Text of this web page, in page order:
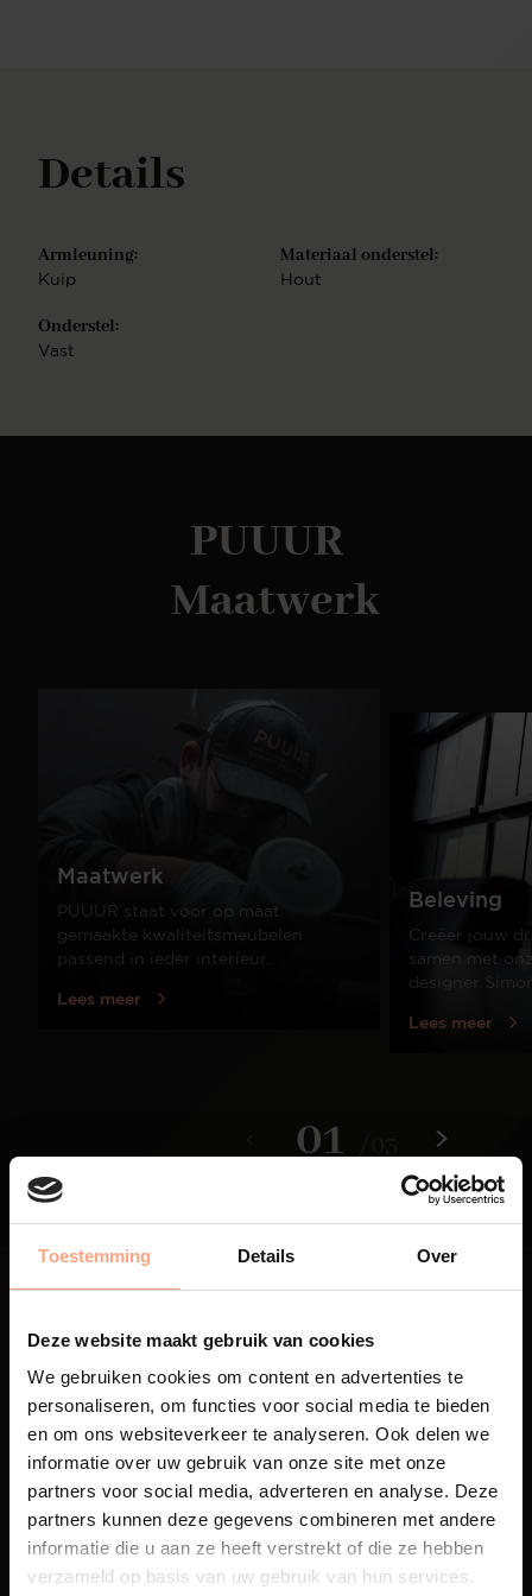
Toestemming Details Over
Deze website maakt gebruik van cookies
We gebruiken cookies om content en advertenties te
personaliseren, om functies voor social media te bieden
en om ons websiteverkeer te analyseren. Ook delen we
informatie over uw gebruik van onze site met onze
partners voor social media, adverteren en analyse. Deze
partners kunnen deze gegevens combineren met andere
informatie die u aan ze heeft verstrekt of die ze hebben
verzameld op basis van uw gebruik van hun services.
Details
Armleuning:
Kuip
Materiaal onderstel:
Hout
Onderstel:
Vast
PUUUR
Maatwerk
01
Maatwerk
PUUUR staat voor op maat
gemaakte kwaliteitsmeubelen
passend in ieder interieur.
Lees meer
Beleving
Creëer jouw
samen met
designer
Lees meer
Maatwerk
Een exclusieve handgemaakte
beleving, waar Nederlands
vakmanschap en design
samenkomen.